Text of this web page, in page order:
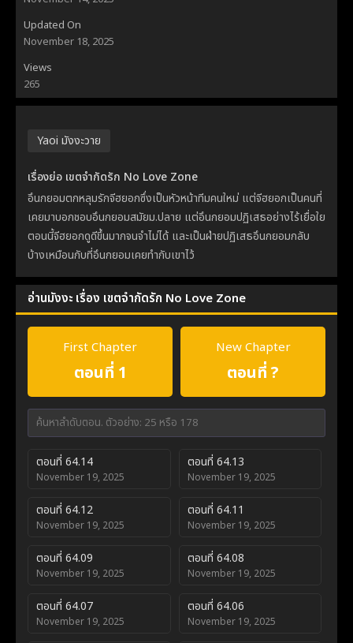
Updated On
November 18, 2025
Views
265
Yaoi มังงะวาย
เรื่องย่อ เขตจำกัดรัก No Love Zone
อึนกยอมตกหลุมรักจีฮยอกซึ่งเป็นหัวหน้าทีมคนใหม่ แต่จีฮยอกเป็นคนที่
เคยมาบอกชอบอึนกยอมสมัยม.ปลาย แต่อึนกยอมปฏิเสธอย่างไร้เยื่อใย
ตอนนี้จีฮยอกดูดีขึ้นมากจนจำไม่ได้ และเป็นฝ่ายปฏิเสธอึนกยอมกลับ
บ้างเหมือนกับที่อึนกยอมเคยทำกับเขาไว้
อ่านมังงะ เรื่อง เขตจำกัดรัก No Love Zone
First Chapter
ตอนที่ 1
New Chapter
ตอนที่ ?
ตอนที่ 64.14
November 19, 2025
ตอนที่ 64.13
November 19, 2025
ตอนที่ 64.12
November 19, 2025
ตอนที่ 64.11
November 19, 2025
ตอนที่ 64.09
November 19, 2025
ตอนที่ 64.08
November 19, 2025
ตอนที่ 64.07
November 19, 2025
ตอนที่ 64.06
November 19, 2025